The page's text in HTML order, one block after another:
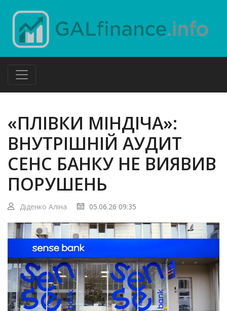
«ПЛІВКИ МІНДІЧА»:
ВНУТРІШНІЙ АУДИТ
СЕНС БАНКУ НЕ ВИЯВИВ
ПОРУШЕНЬ
Діденко Аліна 05.06.26 09:35